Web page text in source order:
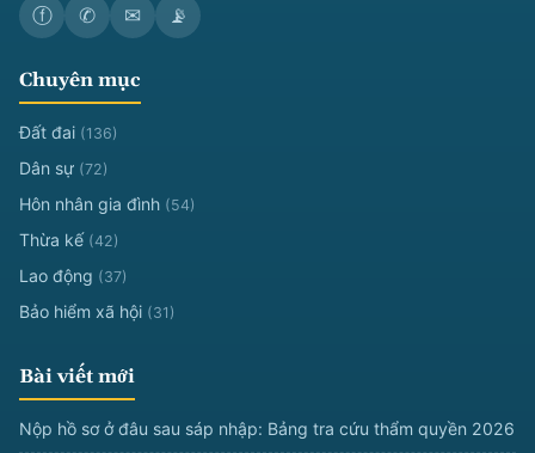
ⓕ ✆ ✉ 📡
Chuyên mục
Đất đai (136)
Dân sự (72)
Hôn nhân gia đình (54)
Thừa kế (42)
Lao động (37)
Bảo hiểm xã hội (31)
Bài viết mới
Nộp hồ sơ ở đâu sau sáp nhập: Bảng tra cứu thẩm quyền 2026